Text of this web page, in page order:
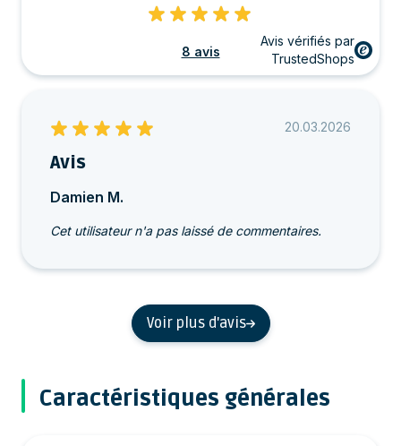
8 avis
Avis vérifiés par
TrustedShops
20.03.2026
Avis
Damien M.
Cet utilisateur n'a pas laissé de commentaires.
Voir plus d'avis
Caractéristiques générales